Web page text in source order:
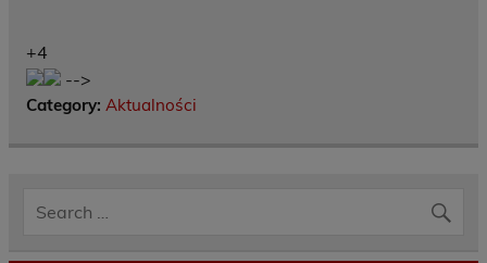
+4
-->
Category: Aktualności